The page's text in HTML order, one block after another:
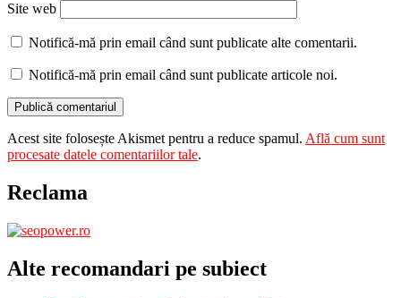
Site web
Notifică-mă prin email când sunt publicate alte comentarii.
Notifică-mă prin email când sunt publicate articole noi.
Acest site folosește Akismet pentru a reduce spamul. Află cum sunt
procesate datele comentariilor tale.
Reclama
Alte recomandari pe subiect